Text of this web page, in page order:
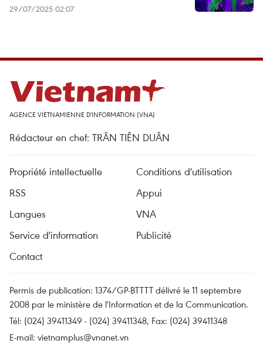
29/07/2025 02:07
AGENCE VIETNAMIENNE D'INFORMATION (VNA)
Rédacteur en chef: TRÂN TIÊN DUÂN
Propriété intellectuelle
Conditions d'utilisation
RSS
Appui
Langues
VNA
Service d'information
Publicité
Contact
Permis de publication: 1374/GP-BTTTT délivré le 11 septembre
2008 par le ministère de l'Information et de la Communication.
Tél: (024) 39411349 - (024) 39411348, Fax: (024) 39411348
E-mail: vietnamplus@vnanet.vn